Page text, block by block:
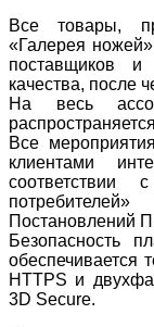
Все товары,
«Галерея
поставщиков и
качества, после
На весь
Все
клиентами
Постановлений
Безопасность
обеспечивается
HTTPS и
3D Secure.